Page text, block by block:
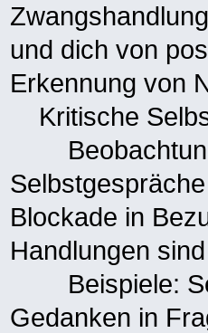
und dich von
Erkennung von
Kritische
Blockade in
Handlungen
Beispiele:
Gedanken in